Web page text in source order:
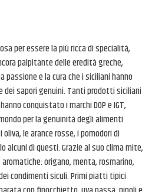
per essere la più ricca di specialità,
palpitante delle eredità greche,
passione e la cura che i siciliani hanno
dei sapori genuini. Tanti prodotti siciliani
conquistato i marchi DOP e IGT,
per la genuinità degli alimenti
le arance rosse, i pomodori di
alcuni di questi. Grazie al suo clima mite,
origano, menta, rosmarino,
condimenti siculi. Primi piatti tipici